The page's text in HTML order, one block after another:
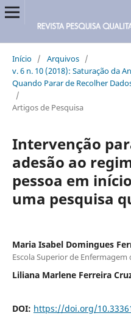
Início / Arquivos /
v. 6 n. 10 (2018): Saturação da
Quando Parar de Recolher
/
Artigos de Pesquisa
Intervenção
adesão ao
pessoa em
uma pesquisa
Maria Isabel Domingues
Escola Superior de Enfermagem
Liliana Marlene Ferreira
DOI: https://doi.org/